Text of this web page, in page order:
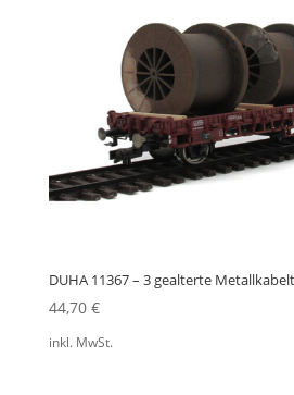
DUHA 11367 – 3 gealterte
44,70 €
inkl. MwSt.